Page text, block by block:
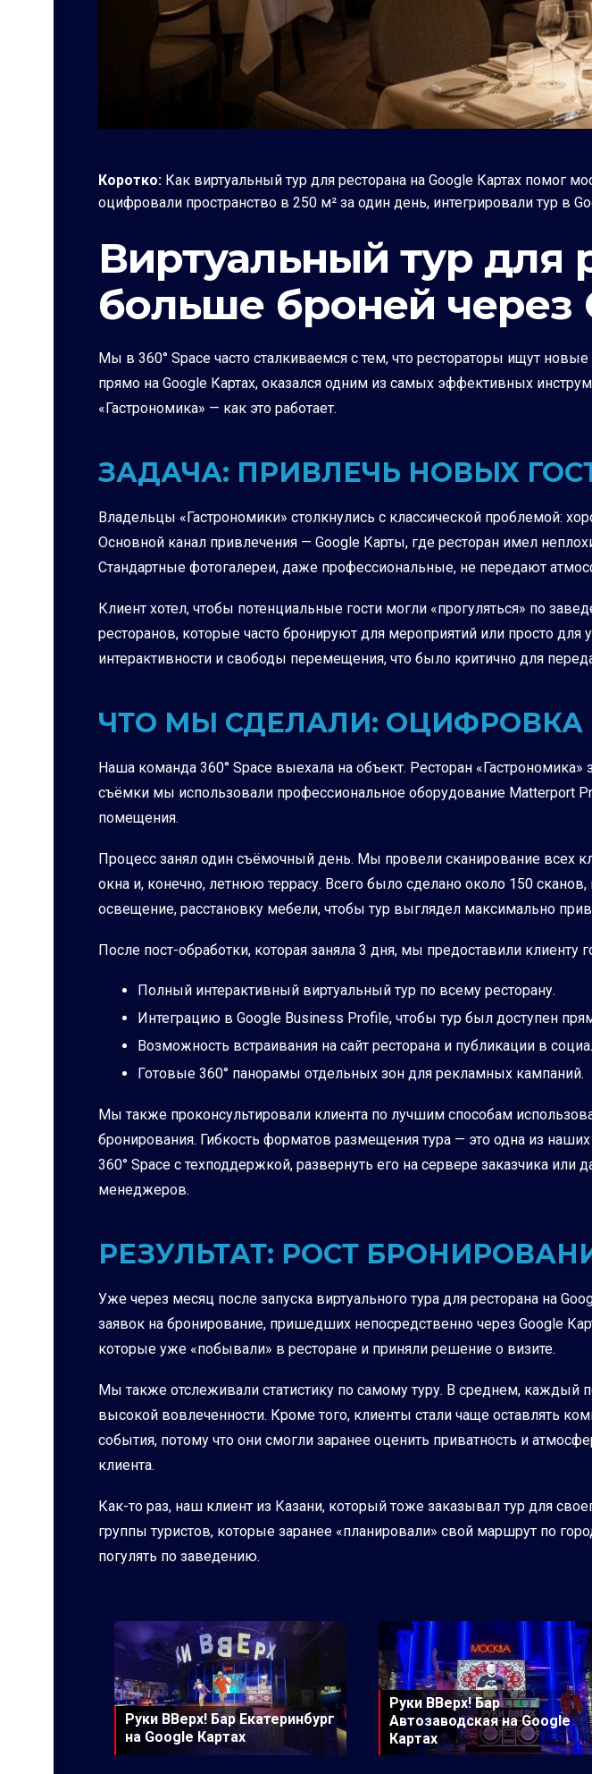
Коротко: Как виртуальный тур для ресторана на Google Картах помог
оцифровали пространство в 250 м² за один день, интегрировали тур в
Виртуальный тур для
больше броней через
Мы в 360° Space часто сталкиваемся с тем, что рестораторы ищут
прямо на Google Картах, оказался одним из самых эффективных
«Гастрономика» — как это работает.
ЗАДАЧА: ПРИВЛЕЧЬ НОВЫХ
Владельцы «Гастрономики» столкнулись с классической проблемой:
Основной канал привлечения — Google Карты, где ресторан имел
Стандартные фотогалереи, даже профессиональные, не передают
Клиент хотел, чтобы потенциальные гости могли «прогуляться» по
ресторанов, которые часто бронируют для мероприятий или просто
интерактивности и свободы перемещения, что было критично для
ЧТО МЫ СДЕЛАЛИ: ОЦИФРОВКА
Наша команда 360° Space выехала на объект. Ресторан
съёмки мы использовали профессиональное оборудование Matterport
помещения.
Процесс занял один съёмочный день. Мы провели сканирование всех
окна и, конечно, летнюю террасу. Всего было сделано около 150
освещение, расстановку мебели, чтобы тур выглядел максимально
После пост-обработки, которая заняла 3 дня, мы предоставили клиенту
Полный интерактивный виртуальный тур по всему ресторану.
Интеграцию в Google Business Profile, чтобы тур был доступен
Возможность встраивания на сайт ресторана и публикации в
Готовые 360° панорамы отдельных зон для рекламных кампаний.
Мы также проконсультировали клиента по лучшим способам
бронирования. Гибкость форматов размещения тура — это одна из
360° Space с техподдержкой, развернуть его на сервере заказчика
менеджеров.
РЕЗУЛЬТАТ: РОСТ
Уже через месяц после запуска виртуального тура для ресторана на
заявок на бронирование, пришедших непосредственно через Google
которые уже «побывали» в ресторане и приняли решение о визите.
Мы также отслеживали статистику по самому туру. В среднем, каждый
высокой вовлеченности. Кроме того, клиенты стали чаще оставлять
события, потому что они смогли заранее оценить приватность и
клиента.
Как-то раз, наш клиент из Казани, который тоже заказывал тур для
группы туристов, которые заранее «планировали» свой маршрут по
погулять по заведению.
Руки ВВерх! Бар Екатеринбург
на Google Картах
Руки ВВерх! Бар
Автозаводская на Google
Картах